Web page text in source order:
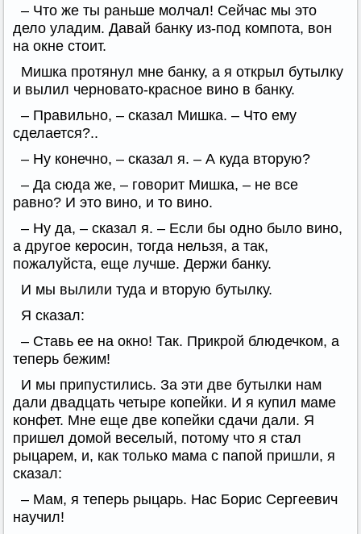
– Что же ты раньше молчал! Сейчас мы это
дело уладим. Давай банку из-под компота, вон
на окне стоит.
Мишка протянул мне банку, а я открыл бутылку
и вылил черновато-красное вино в банку.
– Правильно, – сказал Мишка. – Что ему
сделается?..
– Ну конечно, – сказал я. – А куда вторую?
– Да сюда же, – говорит Мишка, – не все
равно? И это вино, и то вино.
– Ну да, – сказал я. – Если бы одно было вино,
а другое керосин, тогда нельзя, а так,
пожалуйста, еще лучше. Держи банку.
И мы вылили туда и вторую бутылку.
Я сказал:
– Ставь ее на окно! Так. Прикрой блюдечком, а
теперь бежим!
И мы припустились. За эти две бутылки нам
дали двадцать четыре копейки. И я купил маме
конфет. Мне еще две копейки сдачи дали. Я
пришел домой веселый, потому что я стал
рыцарем, и, как только мама с папой пришли, я
сказал:
– Мам, я теперь рыцарь. Нас Борис Сергеевич
научил!